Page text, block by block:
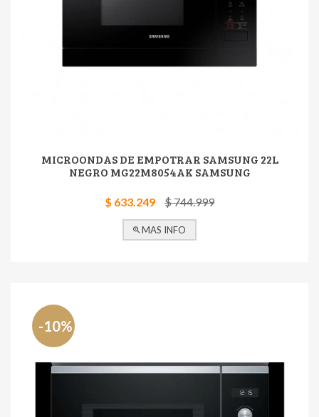
MICROONDAS DE EMPOTRAR SAMSUNG 22L
NEGRO MG22M8054AK SAMSUNG
$ 633.249 $ 744.999
MAS INFO
-10%